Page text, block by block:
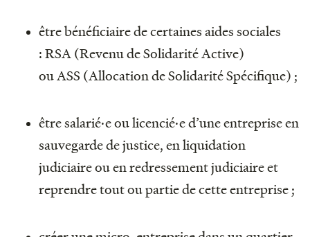
être bénéficiaire de certaines aides sociales
: RSA (Revenu de Solidarité Active)
ou ASS (Allocation de Solidarité Spécifique) ;
être salarié·e ou licencié·e d’une entreprise en
sauvegarde de justice, en liquidation
judiciaire ou en redressement judiciaire et
reprendre tout ou partie de cette entreprise ;